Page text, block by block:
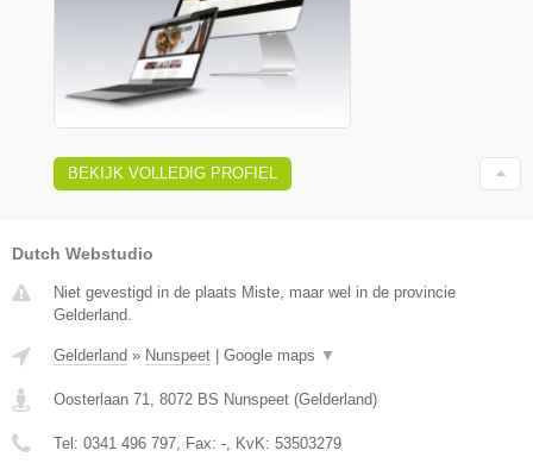
BEKIJK VOLLEDIG PROFIEL
Dutch Webstudio
Niet gevestigd in de plaats Miste, maar wel in de provincie
Gelderland.
Gelderland » Nunspeet Google maps ▼
Oosterlaan 71 8072 BS Nunspeet (Gelderland)
Tel: 0341 496 797 , Fax: - , KvK: 53503279